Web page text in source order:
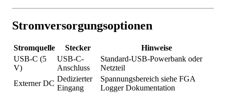
Stromversorgungsoptionen
Stromquelle Stecker
Hinweise
USB-C (5
V)
USB-C-
Anschluss
Standard-USB-Powerbank oder
Netzteil
Externer DC
Dedizierter
Eingang
Spannungsbereich siehe FGA
Logger Dokumentation